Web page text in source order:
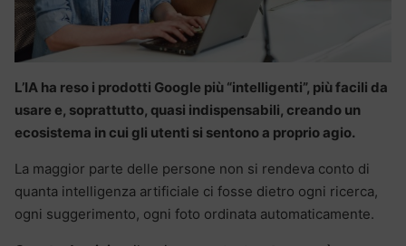
L’IA ha reso i prodotti Google più “intelligenti”, più facili da
usare e, soprattutto, quasi indispensabili, creando un
ecosistema in cui gli utenti si sentono a proprio agio.
La maggior parte delle persone non si rendeva conto di
quanta intelligenza artificiale ci fosse dietro ogni ricerca,
ogni suggerimento, ogni foto ordinata automaticamente.